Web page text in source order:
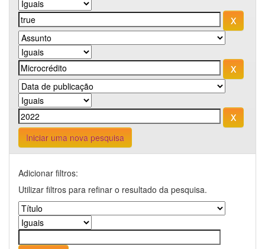
Iniciar uma nova pesquisa
Adicionar filtros:
Utilizar filtros para refinar o resultado da pesquisa.